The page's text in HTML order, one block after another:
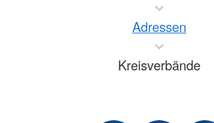
Adressen
Kreisverbände